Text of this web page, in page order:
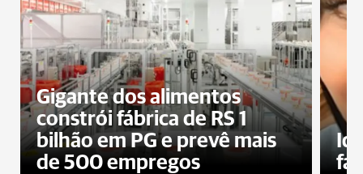
Gigante dos alimentos
constrói fábrica de RS 1
bilhão em PG e prevê mais
de 500 empregos